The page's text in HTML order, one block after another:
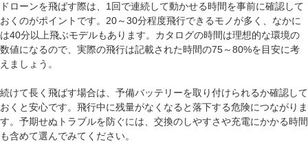
ドローンを飛ばす際は、1回で連続して動かせる時間を事前に確認して
おくのがポイントです。20～30分程度飛行できるモノが多く、なかに
は40分以上飛ぶモデルもあります。カタログの時間は理想的な環境の
数値になるので、実際の飛行は記載された時間の75～80%を目安に考
えましょう。
続けて長く飛ばす場合は、予備バッテリーを取り付けられるか確認して
おくと安心です。飛行中に残量がなくなると落下する危険につながりま
す。予期せぬトラブルを防ぐには、交換のしやすさや充電にかかる時間
も含めて選んでみてください。